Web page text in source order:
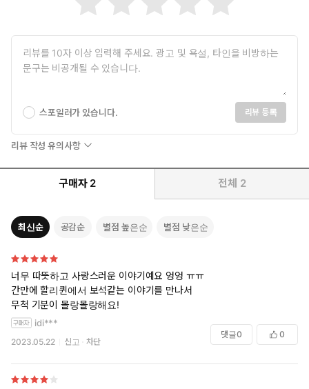
스포일러가 있습니다. 리뷰 등록
리뷰 작성 유의사항
구매자 2 전체 2
최신순 공감순 별점 높은순 별점 낮은순
너무 따뜻하고 사랑스러운 이야기예요 엉엉 ㅠㅠ
간만에 할리퀸에서 보석같는 이야기를 만나서
무척 기분이 몰랑몰랑해요!
idi***
2023.05.22 신고 차단
댓글0 0